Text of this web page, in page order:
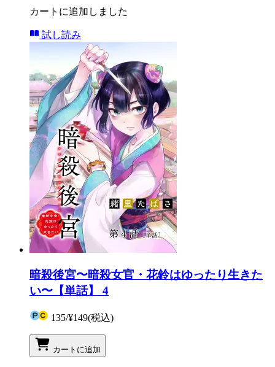
カートに追加しました
試し読み
暗殺後宮〜暗殺女官・花鈴はゆったり生きた
い〜【単話】 4
135/¥149(税込)
カートに追加